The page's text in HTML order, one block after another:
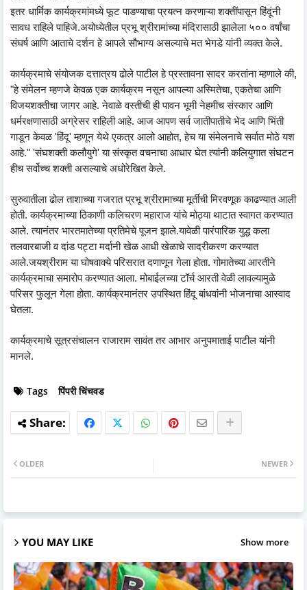
इतर धार्मिक कार्यक्रमांमध्ये फूट पाडण्याचा प्रयत्न करणाऱ्या शक्तींपासून हिंदूंनी
सावध राहिले पाहिजे.अयोध्येतील प्रभू श्रीरामांच्या मंदिरासाठी झालेला ५०० वर्षांचा
संघर्ष आणि आताचे दर्शन हे आपले सौभाग्य असल्याचे मत भेगडे यांनी व्यक्त केले.
कार्यक्रमाचे संयोजक दत्तात्रय ढोले पाटील हे प्रस्तावना सादर करतांना म्हणाले की,
"हे संमेलन म्हणजे केवळ एक कार्यक्रम नसून आपल्या अस्मितेचा, एकतेचा आणि
विजयशक्तीचा जागर आहे. नेवाळे वस्तीची ही पावन भूमी नेहमीच संस्कार आणि
धर्मरक्षणासाठी अग्रेसर राहिली आहे. आज आपण सर्व जातीपातीचे भेद आणि भिंती
गाडून केवळ 'हिंदू' म्हणून येथे एकत्र आलो आहोत, हेच या संमेलनाचे सर्वात मोठे यश
आहे." 'संघशक्ती कलौयुगे' या संस्कृत वचनाचा आधार घेत त्यांनी कलियुगात संघटन
हीच सर्वोच्च शक्ती असल्याचे अधोरेखित केले.
सुरुवातीला ढोल ताशाच्या गजरात प्रभू श्रीरामाच्या मूर्तीची मिरवणूक काढण्यात आली
होती. कार्यक्रमाच्या ठिकाणी कलिचरण महाराज यांचे मोठ्या थाटात स्वागत करण्यात
आले. त्यानंतर भारतमातेच्या प्रतिमेचे पूजन झाले.यावेळी पारंपारिक युद्ध कला
तलवारबाजी व दांड पट्टा मर्दानी खेळ आधी खेळाचे सादरीकरण करण्यात
आले.जयश्रीराम या घोषवाक्ये परिसरात दणाणून गेला होता. गोमातेच्या आरतीने
कार्यक्रमाचा समारोप करण्यात आला. मोबाईलच्या टॉर्च आरती वेळी लावल्यामुळे
परिसर फुलून गेला होता. कार्यक्रमानंतर उपस्थित हिंदू बांधवांनी भोजनाचा आस्वाद
घेतला.
कार्यक्रमाचे सूत्रसंचालन राजाराम सावंत तर आभार अनुपमाताई पाटील यांनी
मानले.
Tags पिंपरी चिंचवड
NEWER
OLDER
YOU MAY LIKE Show more